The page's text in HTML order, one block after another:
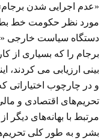
«عدم اجرایی شدن
مورد نظر حکومت خط
دستگاه سیاست خارجی
برجام را که بسیاری از
بینی ارزیابی می کردند،
و در چارچوب اختیاراتی
تحریم‌های اقتصادی و
مرتبط با بهانه‌های
بشر و به طور کلی